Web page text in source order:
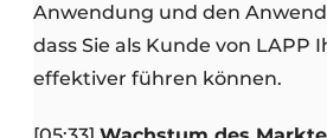
Anwendung und den
dass Sie als Kunde von LAPP
effektiver führen können.